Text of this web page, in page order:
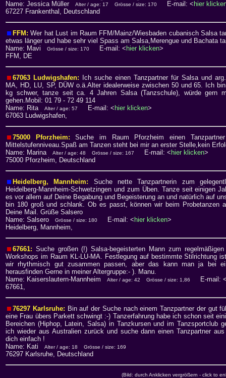
Name: Jessica Müller
Alter / age: 17 Grösse / size: 170 E-mail: < hier
67227 Frankenthal, Deutschland
FFM:Wer hat Lust im Raum FFM/Mainz/Wiesbaden cubanisch Salsa
etwas länger und habe sehr viel Spass am Salsa,Merengue und Bachata
Name: Mavi
Grösse / size: 170 E-mail: < hier klicken>
FFM, DE
67063 Ludwigshafen:
Ich suche einen Tanzpartner für Salsa und
MA, HD, LU, SP, DÜW o.ä.Alter idealerweise zwischen 50 und 65. Ich
kg schwer, tanze seit ca. 4 Jahren Salsa (Tanzschule), würde gern
gehen.Mobil: 01 79 - 72 49 114
Name: Rita
Alter / age: 57 E-mail: < hier klicken>
67063 Ludwigshafen,
75000 Pforzheim:Suche im Raum Pforzheim einen
Mittelstufenniveau.Spaß am Tanzen steht bei mir an erster Stelle,kein
Name: Marina
Alter / age: 48 Grösse / size: 167 E-mail: < hier klicken>
75000 Pforzheim, Deutschland
Heidelberg, Mannheim: Suche nette Tanzpartnerin zum
Heidelberg-Mannheim-Schwetzingen und zum Üben. Tanze seit einigen
es vor allem auf Deine Begabung und Begeisterung an und natürlich auf
bin 180 groß und schlank. Ob es passt, können wir beim Probetanzen
Deine Mail. Grüße Salsero
Name: Salsero
Grösse / size: 180 E-mail: < hier klicken>
Heidelberg, Mannheim,
67661: Suche großen (!) Salsa-begeisterten Mann zum
Workshops im Raum KL-LU-MA. Festlegung auf bestimmte Stilrichtung
wir rhythmisch gut zusammen passen, aber das kann man ja bei
herausfinden Gerne in meiner Altergruppe:- ). Manu.
Name: Kaiserslautern-Mannheim
Alter / age: 42 Grösse / size: 1,86
E-mail:
67661,
76297 Karlsruhe: Bin auf der Suche nach einem Tanzpartner der gut
eine Frau übers Parkett schwingt :-) Tanzerfahrung habe ich schon seit
Bereichen (Hiphop, Latein, Salsa) in Tanzkursen und im Tanzsportclub
ich wieder aus Australien zurück und suche dann einen Tanzpartner
dich einfach !
Name: Kati
Alter / age: 18 Grösse / size: 169
76297 Karlsruhe, Deutschland
(Bild: durch Anklicken vergrößern - click to